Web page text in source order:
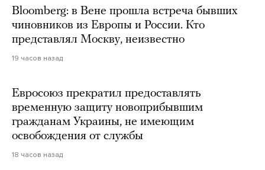
Bloomberg: в Вене прошла встреча бывших
чиновников из Европы и России. Кто
представлял Москву, неизвестно
19 часов назад
Евросоюз прекратил предоставлять
временную защиту новоприбывшим
гражданам Украины, не имеющим
освобождения от службы
18 часов назад